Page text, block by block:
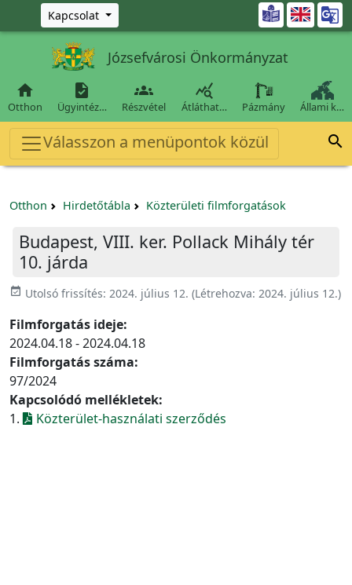
Ugrás a fő tartalomra
Kapcsolat 
Józsefvárosi Önkormányzat

Otthon

Ügyintéz…

Részvétel

Átláthat… Pázmány Állami k…
Válasszon a menüpontok közül 
Otthon Hirdetőtábla Közterületi filmforgatások
Budapest, VIII. ker. Pollack Mihály tér
10. járda
event_available Utolsó frissítés: 2024. július 12. (Létrehozva: 2024. július 12.)
Filmforgatás ideje:
2024.04.18 - 2024.04.18
Filmforgatás száma:
97/2024
Kapcsolódó mellékletek:
1.
Közterület-használati szerződés